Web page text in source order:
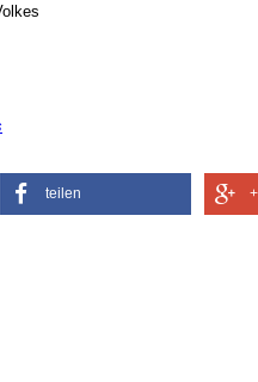
teilen